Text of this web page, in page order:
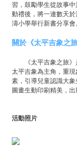
習，鼓勵學生從故事
動禮後，將一連數天
濤小學舉行新書分享會
關於《太平吉象之旅
《太平吉象之旅
太平吉象為主角，重
素，引導兒童認識大
圖畫生動印刷精美，
活動照片